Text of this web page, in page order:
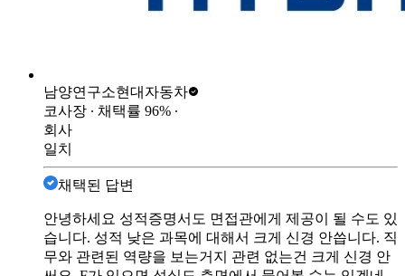
남양연구소현대자동차
코사장 ∙ 채택률 96% ∙
회사
일치
채택된 답변
안녕하세요 성적증명서도 면접관에게 제공이 될 수도 있
습니다. 성적 낮은 과목에 대해서 크게 신경 안씁니다. 직
무와 관련된 역량을 보는거지 관련 없는건 크게 신경 안